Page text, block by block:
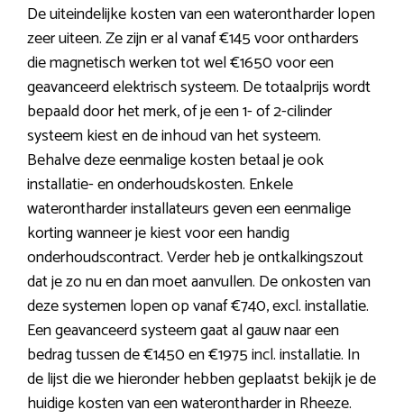
De uiteindelijke kosten van een waterontharder lopen
zeer uiteen. Ze zijn er al vanaf €145 voor ontharders
die magnetisch werken tot wel €1650 voor een
geavanceerd elektrisch systeem. De totaalprijs wordt
bepaald door het merk, of je een 1- of 2-cilinder
systeem kiest en de inhoud van het systeem.
Behalve deze eenmalige kosten betaal je ook
installatie- en onderhoudskosten. Enkele
waterontharder installateurs geven een eenmalige
korting wanneer je kiest voor een handig
onderhoudscontract. Verder heb je ontkalkingszout
dat je zo nu en dan moet aanvullen. De onkosten van
deze systemen lopen op vanaf €740, excl. installatie.
Een geavanceerd systeem gaat al gauw naar een
bedrag tussen de €1450 en €1975 incl. installatie. In
de lijst die we hieronder hebben geplaatst bekijk je de
huidige kosten van een waterontharder in Rheeze.